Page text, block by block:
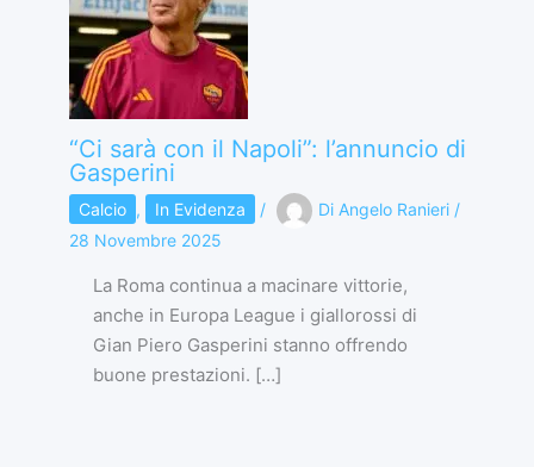
“Ci sarà con il Napoli”: l’annuncio di
Gasperini
Calcio , In Evidenza / Di Angelo Ranieri /
28 Novembre 2025
La Roma continua a macinare vittorie,
anche in Europa League i giallorossi di
Gian Piero Gasperini stanno offrendo
buone prestazioni. […]